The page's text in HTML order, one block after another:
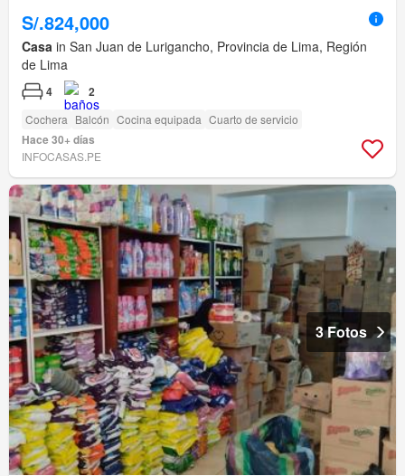
S/.824,000
Casa in San Juan de Lurigancho, Provincia de Lima, Región
de Lima
4 2
Cochera Balcón Cocina equipada Cuarto de servicio
Hace 30+ días
INFOCASAS.PE
3 Fotos